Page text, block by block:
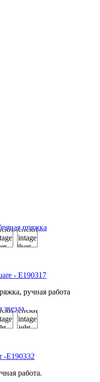
- E190317
ручная работа
-Е190332
работа.